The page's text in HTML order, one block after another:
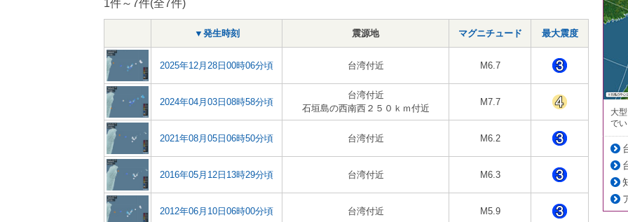
1件～7件(全7件)
▼発生時刻 震源地 マグニチュード 最大震度
2025年12月28日00時06分頃 台湾付近 M6.7
2024年04月03日08時58分頃
台湾付近
石垣島の西南西２５０ｋｍ付近
M7.7
2021年08月05日06時50分頃 台湾付近 M6.2
2016年05月12日13時29分頃 台湾付近 M6.3
2012年06月10日06時00分頃 台湾付近 M5.9
大
で